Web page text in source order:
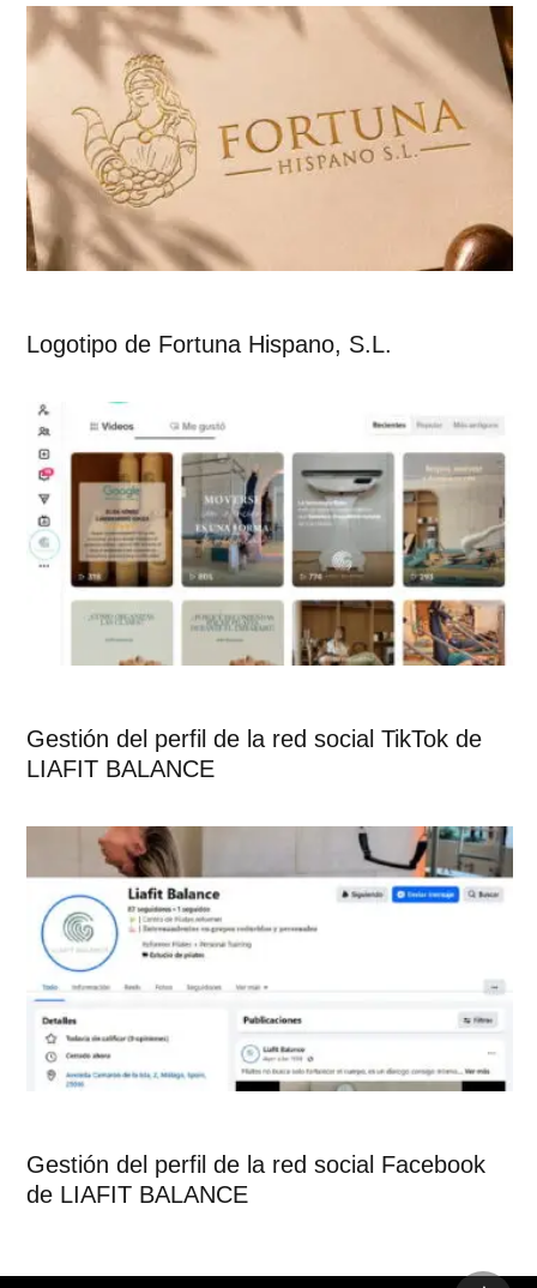
Logotipo de Fortuna Hispano, S.L.
Gestión del perfil de la red social TikTok de
LIAFIT BALANCE
Gestión del perfil de la red social Facebook
de LIAFIT BALANCE